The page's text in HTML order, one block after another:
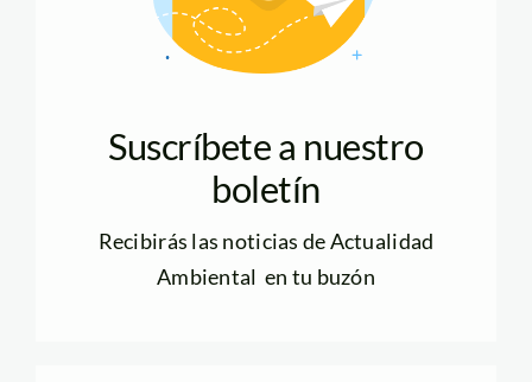
Suscríbete a nuestro
boletín
Recibirás las noticias de Actualidad
Ambiental en tu buzón